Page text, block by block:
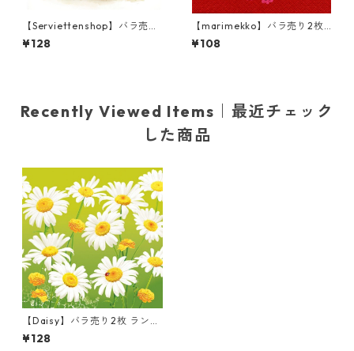
【Serviettenshop】バラ売り
2枚 ランチサイズ ペーパーナ
プキン Lovely Spring Familie
¥128
【marimekko】バラ売り2枚
カクテルサイズ ペーパーナプ
キン PUKETTI レッド×ピンク
¥108
Recently Viewed Items｜最近チェック
した商品
【Daisy】バラ売り2枚 ランチ
サイズ ペーパーナプキン Love
ly Marguerites on Green グ
¥128